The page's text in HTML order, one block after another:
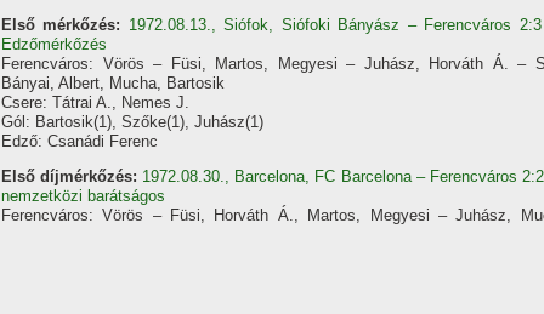
Első mérkőzés: 1972.08.13., Siófok, Siófoki Bányász – Ferencváros
Edzőmérkőzés
Ferencváros: Vörös – Füsi, Martos, Megyesi – Juhász, Horváth Á. –
Bányai, Albert, Mucha, Bartosik
Csere: Tátrai A., Nemes J.
Gól: Bartosik(1), Szőke(1), Juhász(1)
Edző: Csanádi Ferenc
Első díjmérkőzés: 1972.08.30., Barcelona, FC Barcelona – Ferencváros
nemzetközi barátságos
Ferencváros: Vörös – Füsi, Horváth Á., Martos, Megyesi – Juhász,